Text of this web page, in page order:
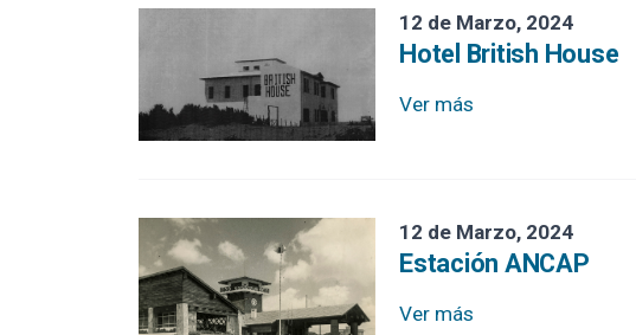
Puerto Punta del Este
Yacht Club
Restaurante Mariskonea
Plaza de los Ingleses
12 de Marzo, 2024
Hotel British House
Ver más
12 de Marzo, 2024
Estación ANCAP
Ver más